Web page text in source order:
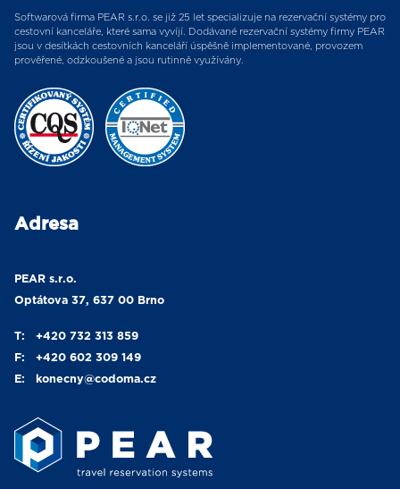
Softwarová firma PEAR s.r.o. se již 25 let specializuje na rezervační systémy pro
cestovní kanceláře, které sama vyvíjí. Dodávané rezervační systémy firmy PEAR
jsou v desítkách cestovních kanceláří úspěšně implementované, provozem
prověřené, odzkoušené a jsou rutinně využívány.
Adresa
PEAR s.r.o.
Optátova 37, 637 00 Brno
T:
+420 732 313 859
F:
+420 602 309 149
E:
konecny@codoma.cz